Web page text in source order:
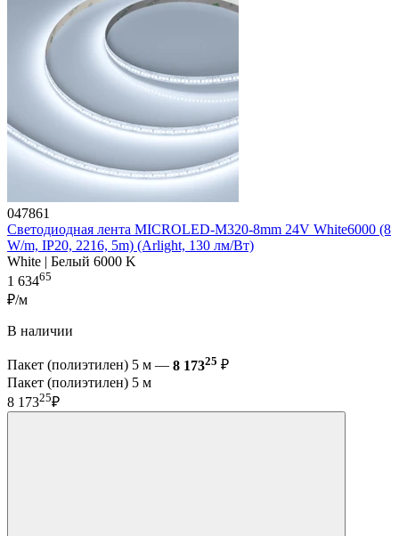
047861
Светодиодная лента MICROLED-M320-8mm 24V White6000 (8
W/m, IP20, 2216, 5m) (Arlight, 130 лм/Вт)
White | Белый 6000 K
1 63465
₽/м
В наличии
Пакет (полиэтилен) 5 м — 8 17325 ₽
Пакет (полиэтилен) 5 м
8 17325₽